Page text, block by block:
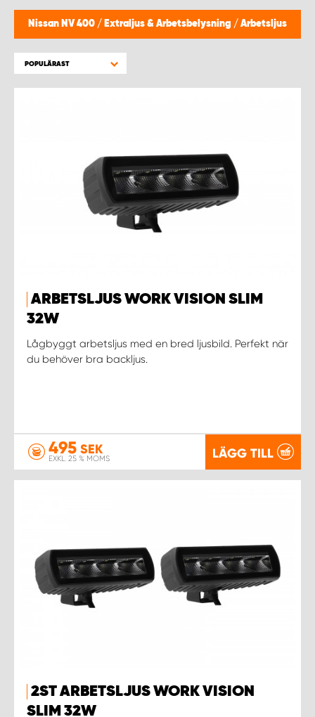
Nissan NV 400 / Extraljus & Arbetsbelysning / Arbetsljus
POPULÄRAST
ARBETSLJUS WORK VISION SLIM
32W
Lågbyggt arbetsljus med en bred ljusbild. Perfekt när
du behöver bra backljus.
495 SEK
EXKL. 25 % MOMS LÄGG TILL
2ST ARBETSLJUS WORK VISION
SLIM 32W
WORK SYSTEM KIRUNA
WORK SYSTEM KRISTIANSTAD
WORK SYSTEM NORRKÖPING
WORK SYSTEM SKELLEFTEÅ
WORK SYSTEM STAFFANSTORP
WORK SYSTEM STOCKHOLM NORR
WORK SYSTEM SUNDSVALL
WORK SYSTEM TRESTAD
WORK SYSTEM VARBERG